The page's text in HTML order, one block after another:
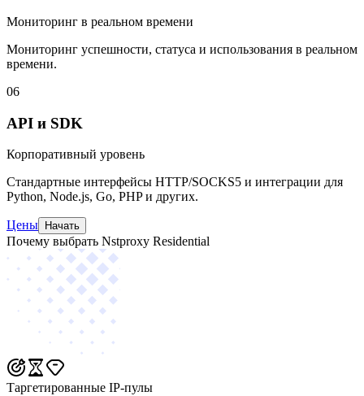
Мониторинг в реальном времени
Мониторинг успешности, статуса и использования в реальном
времени.
06
API и SDK
Корпоративный уровень
Стандартные интерфейсы HTTP/SOCKS5 и интеграции для
Python, Node.js, Go, PHP и других.
Цены Начать
Почему выбрать Nstproxy Residential
Таргетированные IP-пулы